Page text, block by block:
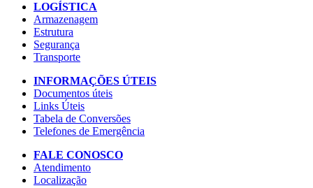
LOGÍSTICA
Armazenagem
Estrutura
Segurança
Transporte
INFORMAÇÕES ÚTEIS
Documentos úteis
Links Úteis
Tabela de Conversões
Telefones de Emergência
FALE CONOSCO
Atendimento
Localização